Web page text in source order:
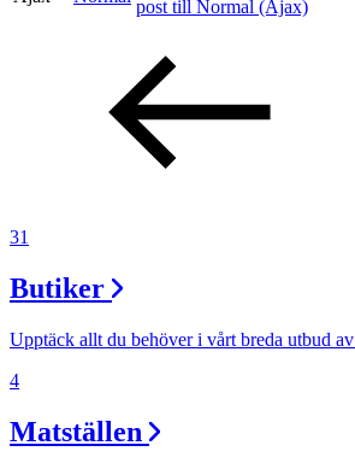
Magasin
Presentkort
post till Normal (Ajax)
31
Butiker
Upptäck allt du behöver i vårt breda utbud
4
Matställen